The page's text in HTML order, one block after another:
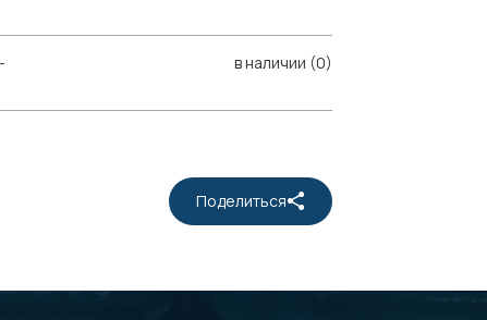
в наличии (0)
Поделиться